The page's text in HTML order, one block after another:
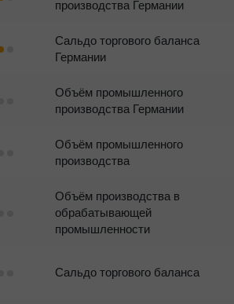
производства Германии
Сальдо торгового баланса
Германии
Объём промышленного
производства Германии
Объём промышленного
производства
Объём производства в
обрабатывающей
промышленности
Сальдо торгового баланса